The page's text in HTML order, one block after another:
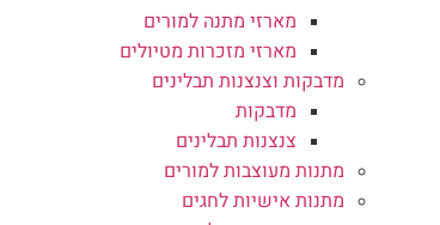
מארזי מתנה למורים
מארזי מזכרות מטיולים
מדבקות וצנצנות תבלינים
מדבקות
צנצנות תבלינים
מתנות מעוצבות למורים
מתנות אישיות לחגים